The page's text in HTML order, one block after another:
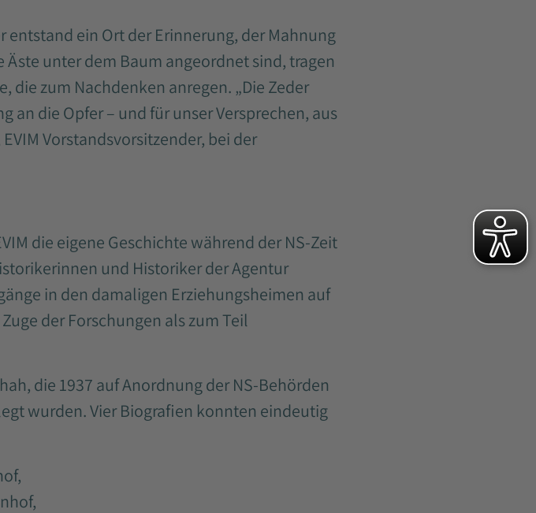
entstand ein Ort der Erinnerung, der Mahnung
unter dem Baum angeordnet sind, tragen
die zum Nachdenken anregen. „Die Zeder
an die Opfer – und für unser Versprechen, aus
Vorstandsvorsitzender, bei der
die eigene Geschichte während der NS-Zeit
und Historiker der Agentur
in den damaligen Erziehungsheimen auf
der Forschungen als zum Teil
die 1937 auf Anordnung der NS-Behörden
wurden. Vier Biografien konnten eindeutig